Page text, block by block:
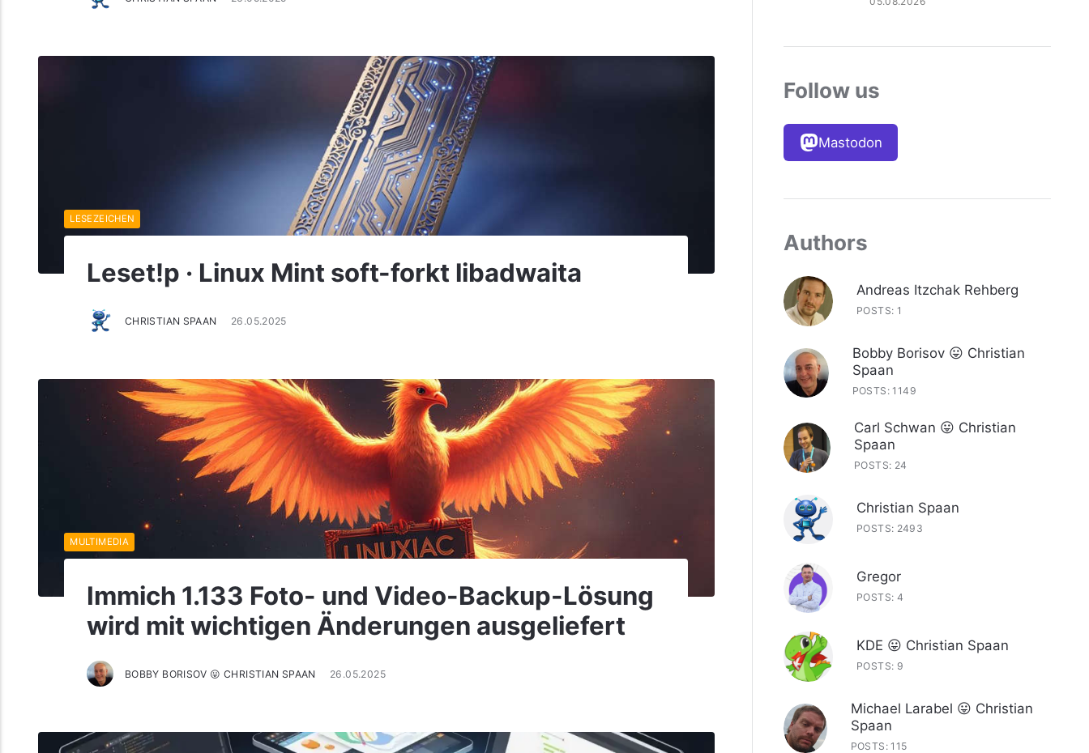
Leset!p · Linux Mint soft-forkt libadwaita
CHRISTIAN SPAAN 26.05.2025
LESEZEICHEN
Immich 1.133 Foto- und Video-Backup-Lösung
wird mit wichtigen Änderungen ausgeliefert
BOBBY BORISOV 😛 CHRISTIAN SPAAN 26.05.2025
MULTIMEDIA
Follow us
Mastodon
Authors
Andreas Itzchak Rehberg
POSTS: 1
Bobby Borisov 😛 Christian
Spaan
POSTS: 1149
Carl Schwan 😛 Christian
Spaan
POSTS: 24
Christian Spaan
POSTS: 2493
Gregor
POSTS: 4
KDE 😛 Christian Spaan
POSTS: 9
Michael Larabel 😛 Christian
Spaan
POSTS: 115